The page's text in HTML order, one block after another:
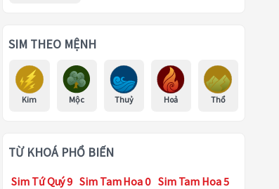
SIM THEO MỆNH
Kim Mộc Thuỷ Hoả Thổ
TỪ KHOÁ PHỔ BIẾN
Sim Tứ Quý 9 Sim Tam Hoa 0 Sim Tam Hoa 5